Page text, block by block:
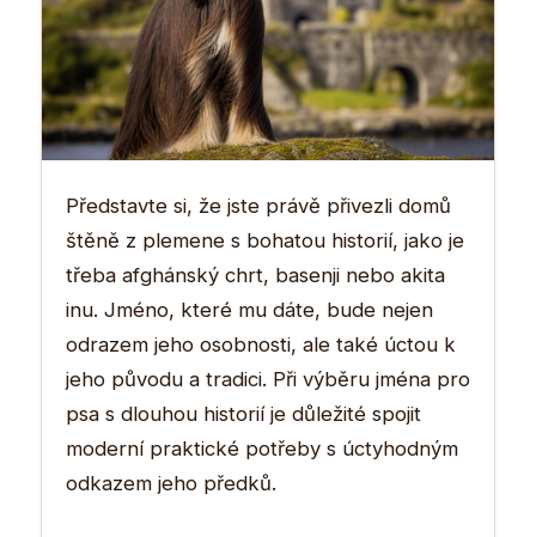
Představte si, že jste právě přivezli domů
štěně z plemene s bohatou historií, jako je
třeba afghánský chrt, basenji nebo akita
inu. Jméno, které mu dáte, bude nejen
odrazem jeho osobnosti, ale také úctou k
jeho původu a tradici. Při výběru jména pro
psa s dlouhou historií je důležité spojit
moderní praktické potřeby s úctyhodným
odkazem jeho předků.